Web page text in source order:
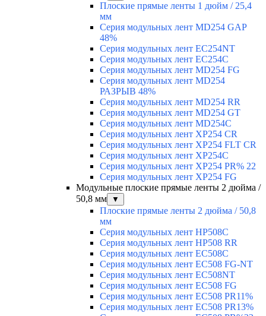
Плоские прямые ленты 1 дюйм / 25,4
мм
Серия модульных лент MD254 GAP
48%
Серия модульных лент EC254NT
Серия модульных лент EC254C
Серия модульных лент MD254 FG
Серия модульных лент MD254
РАЗРЫВ 48%
Серия модульных лент MD254 RR
Серия модульных лент MD254 GT
Серия модульных лент MD254C
Серия модульных лент XP254 CR
Серия модульных лент XP254 FLT CR
Серия модульных лент XP254C
Серия модульных лент XP254 PR% 22
Серия модульных лент XP254 FG
Модульные плоские прямые ленты 2 дюйма /
50,8 мм
▼
Плоские прямые ленты 2 дюйма / 50,8
мм
Серия модульных лент HP508C
Серия модульных лент HP508 RR
Серия модульных лент EC508C
Серия модульных лент EC508 FG-NT
Серия модульных лент EC508NT
Серия модульных лент EC508 FG
Серия модульных лент EC508 PR11%
Серия модульных лент EC508 PR13%